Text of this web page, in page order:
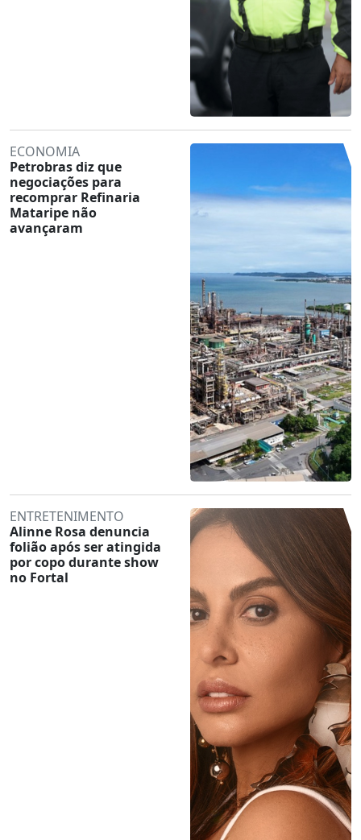
ECONOMIA
Petrobras diz que
negociações para
recomprar Refinaria
Mataripe não
avançaram
ENTRETENIMENTO
Alinne Rosa denuncia
folião após ser atingida
por copo durante show
no Fortal